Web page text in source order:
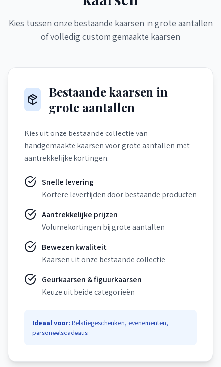
Kies tussen onze bestaande kaarsen in grote aantallen
of volledig custom gemaakte kaarsen
Bestaande kaarsen in
grote aantallen
Kies uit onze bestaande collectie van
handgemaakte kaarsen voor grote aantallen met
aantrekkelijke kortingen.
Snelle levering
Kortere levertijden door bestaande producten
Aantrekkelijke prijzen
Volumekortingen bij grote aantallen
Bewezen kwaliteit
Kaarsen uit onze bestaande collectie
Geurkaarsen & figuurkaarsen
Keuze uit beide categorieën
Ideaal voor: Relatiegeschenken, evenementen,
personeelscadeaus